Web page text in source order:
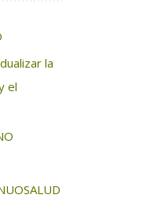
la
el